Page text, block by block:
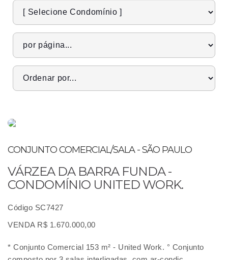
CONJUNTO COMERCIAL/SALA - SÃO PAULO
VÁRZEA DA BARRA FUNDA -
CONDOMÍNIO UNITED WORK.
Código SC7427
VENDA R$ 1.670.000,00
* Conjunto Comercial 153 m² - United Work. ° Conjunto